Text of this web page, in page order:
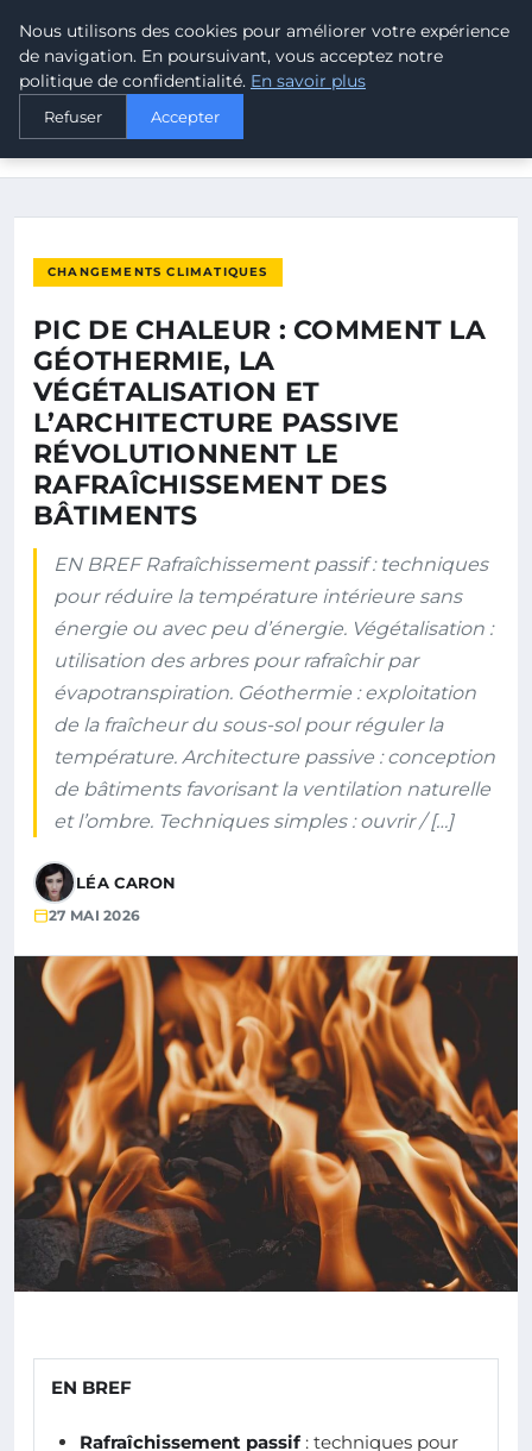
MALTA CLIMATE
ACCUEIL
PIC DE CHALEUR : COMMENT LA GÉOTHERMIE, LA
CHANGEMENTS CLIMATIQUES
PIC DE CHALEUR : COMMENT LA
GÉOTHERMIE, LA
VÉGÉTALISATION ET
L’ARCHITECTURE PASSIVE
RÉVOLUTIONNENT LE
RAFRAÎCHISSEMENT DES
BÂTIMENTS
EN BREF Rafraîchissement passif : techniques
pour réduire la température intérieure sans
énergie ou avec peu d’énergie. Végétalisation :
utilisation des arbres pour rafraîchir par
évapotranspiration. Géothermie : exploitation
de la fraîcheur du sous-sol pour réguler la
température. Architecture passive : conception
de bâtiments favorisant la ventilation naturelle
et l’ombre. Techniques simples : ouvrir / […]
LÉA CARON
27 MAI 2026
EN BREF
Rafraîchissement passif: techniques pour
Nous utilisons des cookies pour améliorer votre expérience
de navigation. En poursuivant, vous acceptez notre
politique de confidentialité. En savoir plus
Refuser Accepter